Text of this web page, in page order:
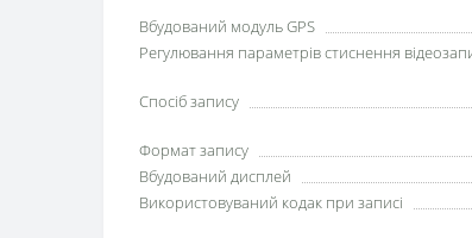
Вбудований модуль GPS
Регулювання параметрів стиснення
Спосіб запису
Формат запису
Вбудований дисплей
Використовуваний кодак при записі